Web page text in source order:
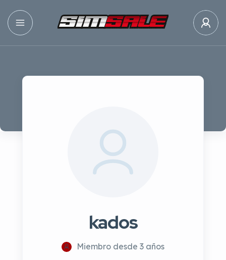
kados
Miembro desde 3 años